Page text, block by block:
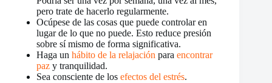
pero trate de hacerlo regularmente.
Ocúpese de las cosas que puede controlar en
lugar de lo que no puede. Esto reduce presión
sobre sí mismo de forma significativa.
Haga un hábito de la relajación para encontrar
paz y tranquilidad.
Sea consciente de los efectos del estrés.